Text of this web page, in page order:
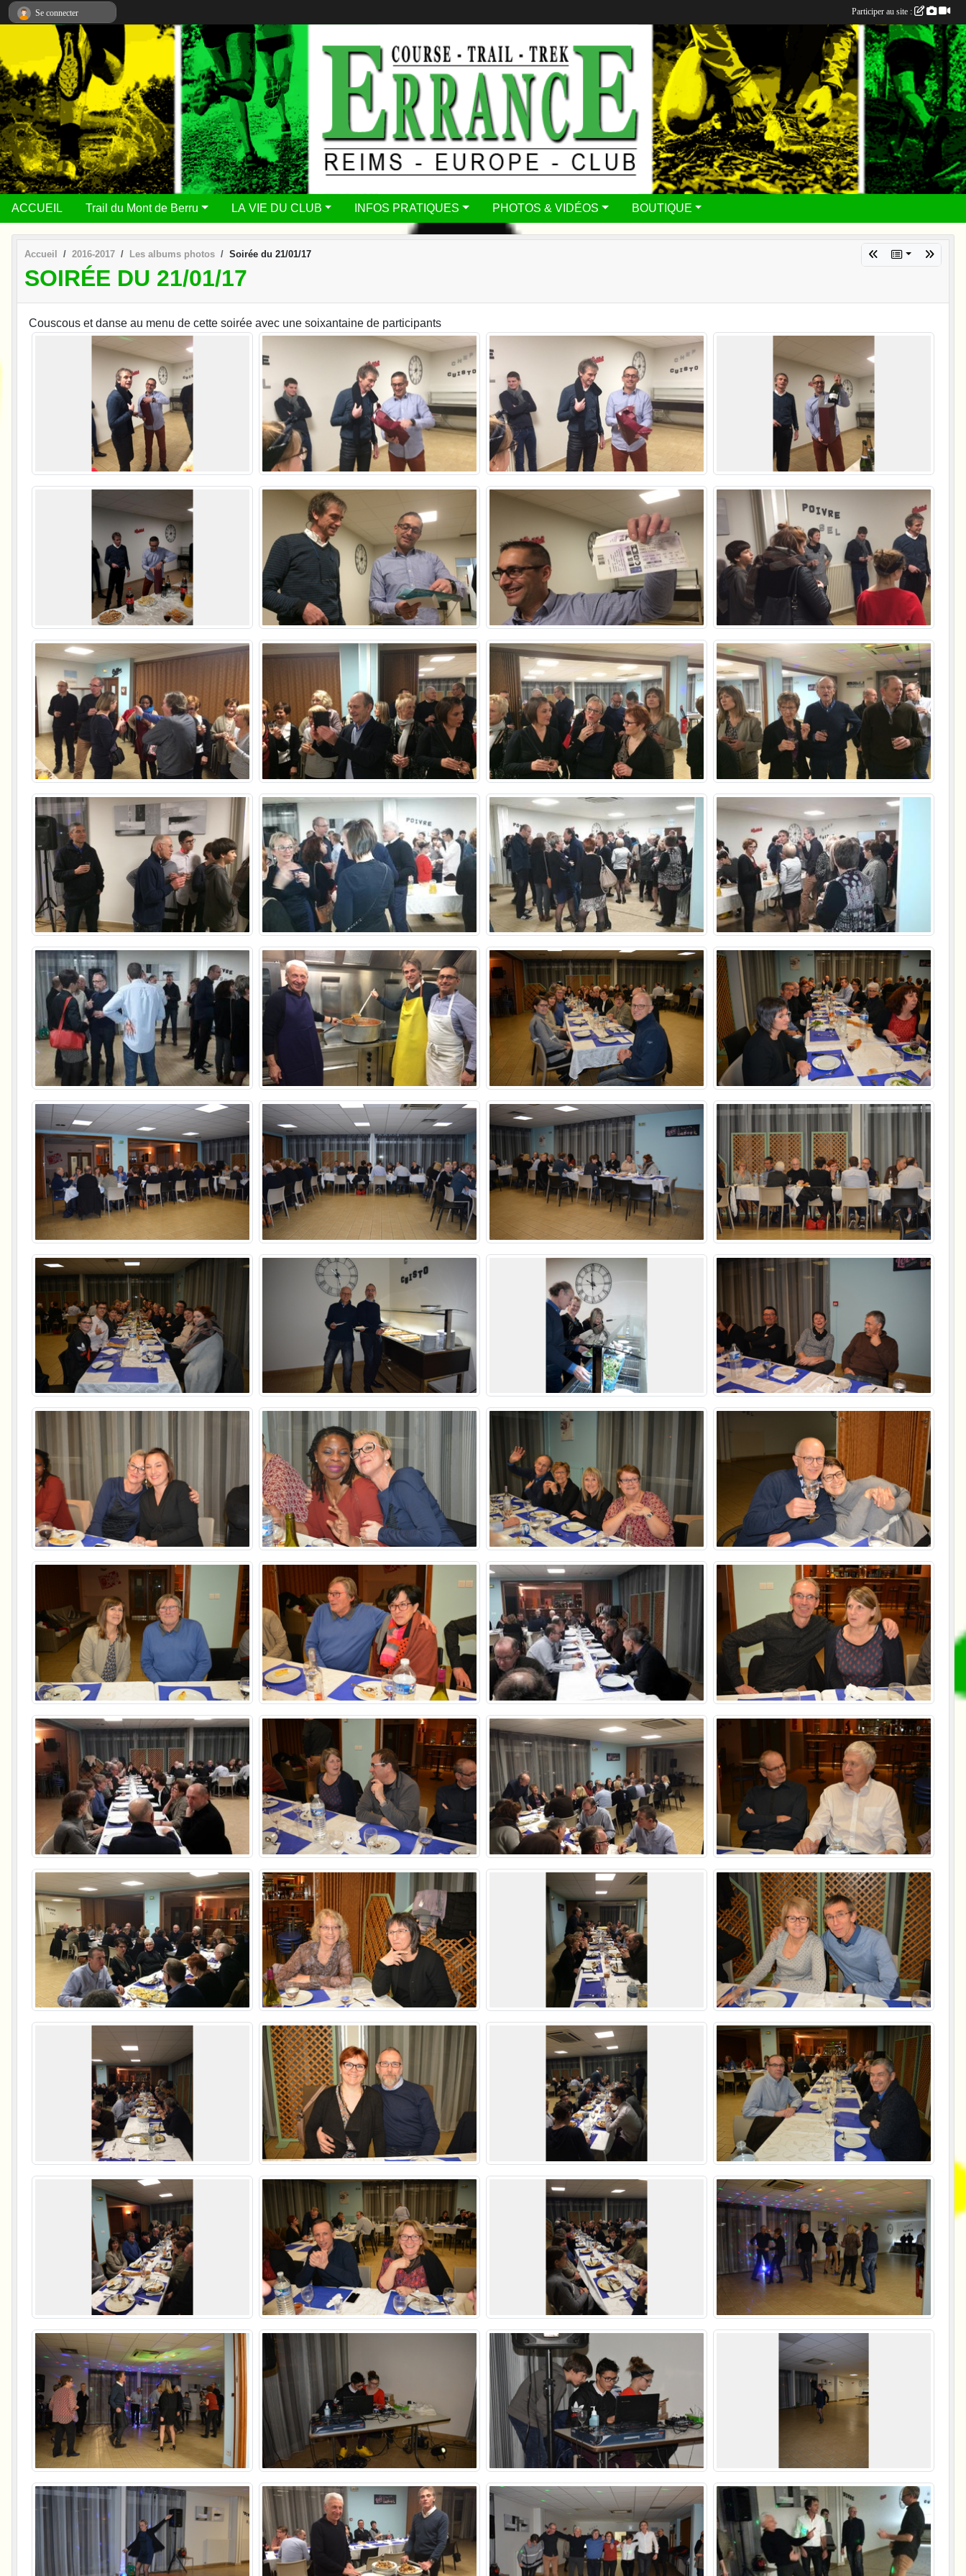
ACCUEIL Trail du Mont de Berru LA VIE DU CLUB INFOS PRATIQUES PHOTOS & VIDÉOS BOUTIQUE
Accueil 2016-2017 Les albums photos Soirée du 21/01/17
SOIRÉE DU 21/01/17
Couscous et danse au menu de cette soirée avec une soixantaine de participants
Se connecter Participer au site :
Panneau de gestion des cookies